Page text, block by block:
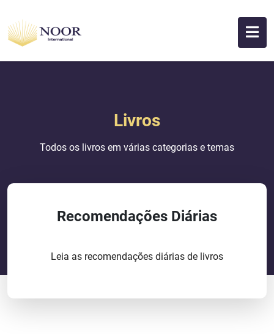
Livros
Todos os livros em várias categorias e temas
Recomendações Diárias
Leia as recomendações diárias de livros